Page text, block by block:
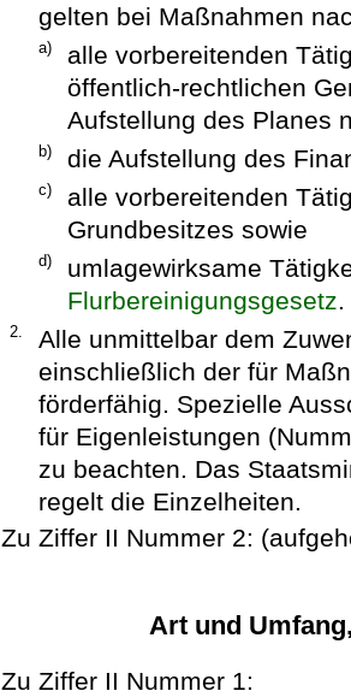
gelten bei Maßnahmen
a)
alle vorbereitenden
öffentlich-rechtlichen
Aufstellung des Planes
b) die Aufstellung des
c)
alle vorbereitenden
Grundbesitzes sowie
d)
umlagewirksame
Flurbereinigungsgesetz.
2.
Alle unmittelbar dem
einschließlich der für
förderfähig. Spezielle
für Eigenleistungen
zu beachten. Das
regelt die Einzelheiten.
Zu Ziffer II Nummer 2:
Art und
Zu Ziffer II Nummer 1: